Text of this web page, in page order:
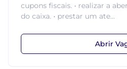
cupons fiscais. • realizar a
do caixa. • prestar um ate...
Abrir